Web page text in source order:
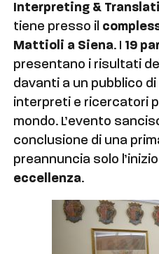
Interpreting &
tiene presso il
Mattioli a Siena. I 19
presentano i risultati
davanti a un pubblico
interpreti e ricercatori
mondo. L’evento
conclusione di una
preannuncia solo
eccellenza.